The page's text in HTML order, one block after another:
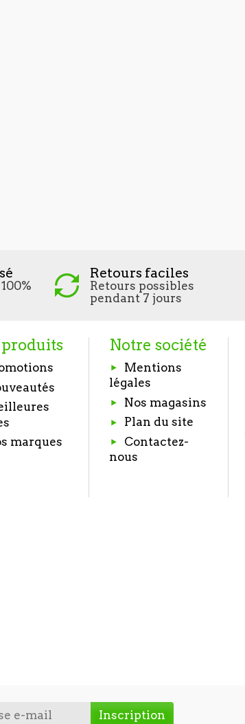
Retours faciles
Retours possibles
pendant 7 jours
produits
marques
Notre société
Mentions
légales
Nos magasins
Plan du site
Contactez-
nous